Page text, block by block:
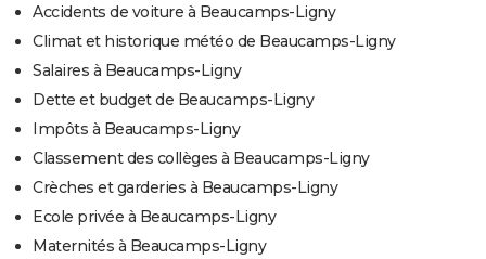
Accidents de voiture à Beaucamps-Ligny
Climat et historique météo de Beaucamps-Ligny
Salaires à Beaucamps-Ligny
Dette et budget de Beaucamps-Ligny
Impôts à Beaucamps-Ligny
Classement des collèges à Beaucamps-Ligny
Crèches et garderies à Beaucamps-Ligny
Ecole privée à Beaucamps-Ligny
Maternités à Beaucamps-Ligny